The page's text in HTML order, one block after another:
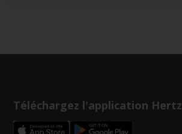
Téléchargez l'application Hertz